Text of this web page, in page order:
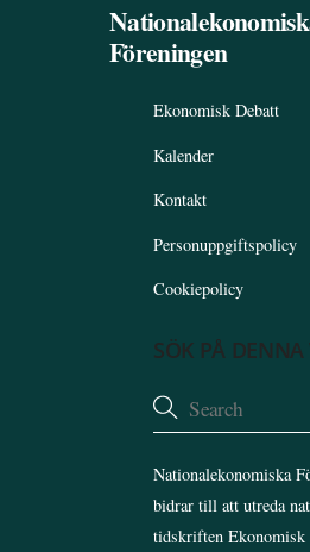
Föreningen
Ekonomisk Debatt
Kalender
Kontakt
Personuppgiftspolicy
Cookiepolicy
SÖK PÅ
Nationalekonomiska
bidrar till att utreda
tidskriften Ekonomisk